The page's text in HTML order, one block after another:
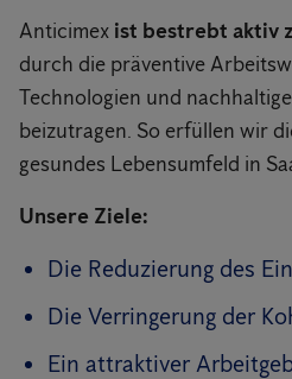
Anticimex ist bestrebt aktiv
durch die präventive
Technologien und
beizutragen. So erfüllen wir
gesundes Lebensumfeld in
Unsere Ziele:
Die Reduzierung des
Die Verringerung der
Ein attraktiver